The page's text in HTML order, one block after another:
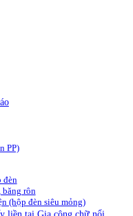
PP)
đèn
rôn
(hộp đèn siêu mỏng)
liền tại Gia công chữ nổi